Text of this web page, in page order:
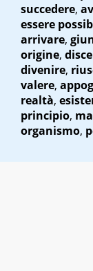
succedere,
essere
arrivare,
origine,
divenire,
valere,
realtà,
principio,
organismo,